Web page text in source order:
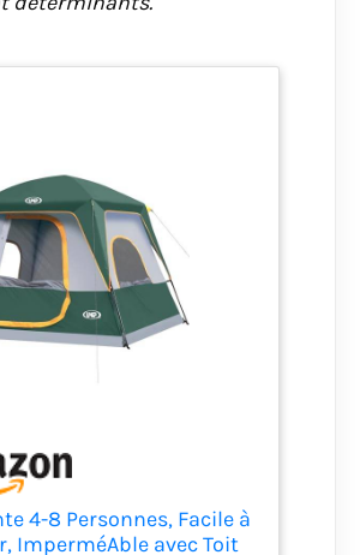
4-8 Personnes, Facile à
ImperméAble avec Toit